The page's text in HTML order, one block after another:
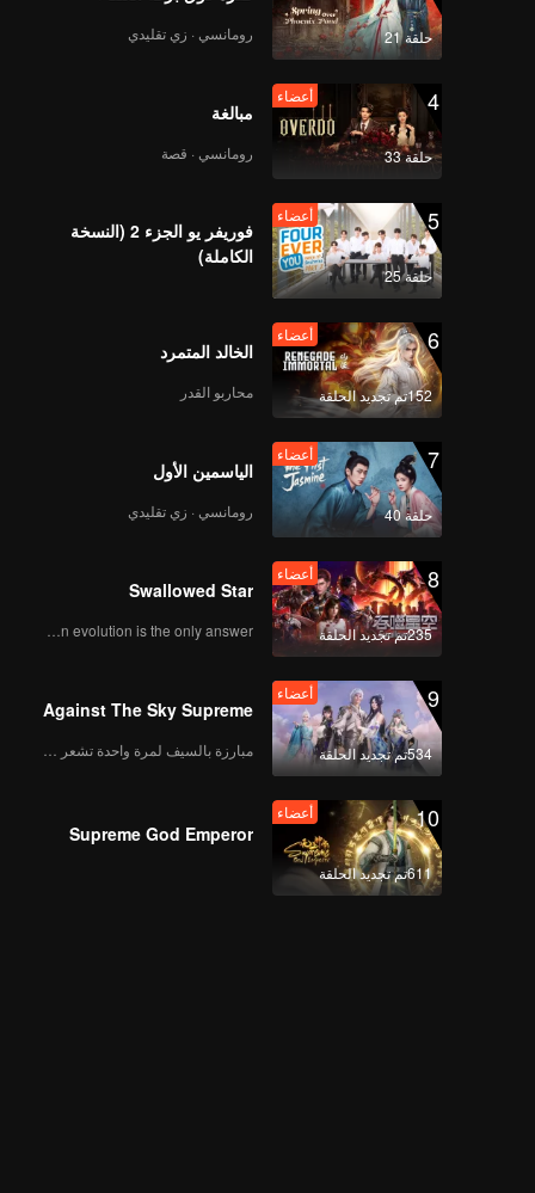
أعضاء
أعضاء
أعضاء
أعضاء
في القمة!
أعضاء
أعضاء
أعضاء
حلقة 21 رومانسي · زي تقليدي
4
حلقة 33
أعضاء
مبالغة
رومانسي · قصة
5
حلقة 25
أعضاء
فوريفر يو الجزء 2 (النسخة
الكاملة)
6
152تم تجديد الحلقة
أعضاء
الخالد المتمرد
محاربو القدر
7
حلقة 40
أعضاء
الياسمين الأول
رومانسي · زي تقليدي
8
235تم تجديد الحلقة
أعضاء
Swallowed Star
Human evolution is the only answer.
9
534تم تجديد الحلقة
أعضاء
Against The Sky Supreme
10
611تم تجديد الحلقة
أعضاء
Supreme God Emperor